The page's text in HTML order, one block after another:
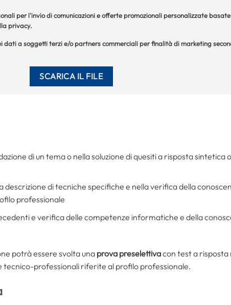
per l'invio di comunicazioni e offerte promozionali personalizzate
privacy.
dati a soggetti terzi e/o partners commerciali per finalità di marketing
di un tema o nella soluzione di quesiti a risposta sintetica
descrizione di tecniche specifiche e nella verifica della
professionale
e verifica delle competenze informatiche e della
potrà essere svolta unaprova preselettivacon test a
tecnico-professionali riferite al profilo professionale.